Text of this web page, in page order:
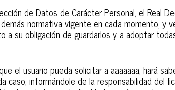
de Datos de Carácter Personal, el Real
normativa vigente en cada momento, y
su obligación de guardarlos y a adoptar
el usuario pueda solicitar a aaaaaaa, hará
informándole de la responsabilidad del